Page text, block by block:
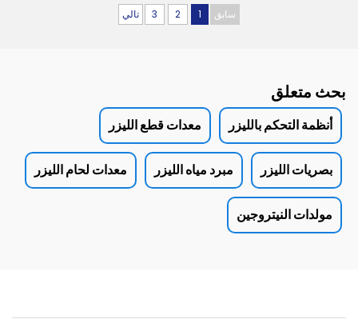
سابق 1
2
3 تالي
بحث متعلق
أنظمة التحكم بالليزر معدات قطع الليزر
بصريات الليزر مبرد مياه الليزر معدات لحام الليزر
مولدات النيتروجين